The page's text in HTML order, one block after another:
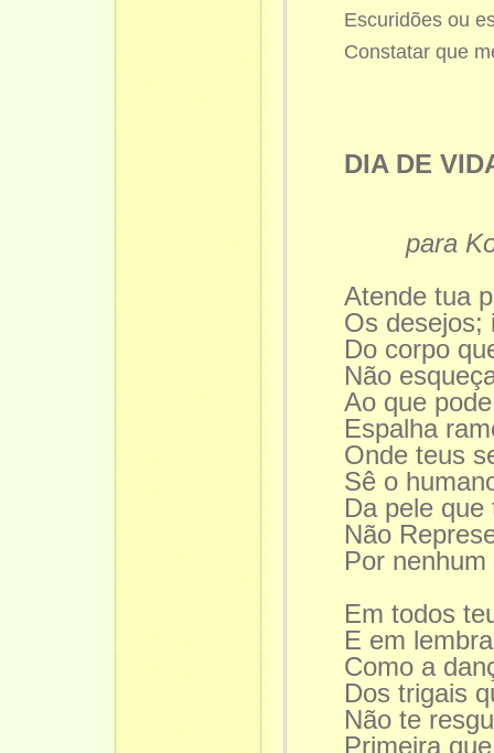
Escuridões ou
Constatar que
DIA DE
para
Atende tua
Os desejos;
Do corpo
Não
Ao que
Espalha
Onde teus
Sê o
Da pele
Não
Por
Em todos
E em
Como a
Dos trigais
Não te
Primeira